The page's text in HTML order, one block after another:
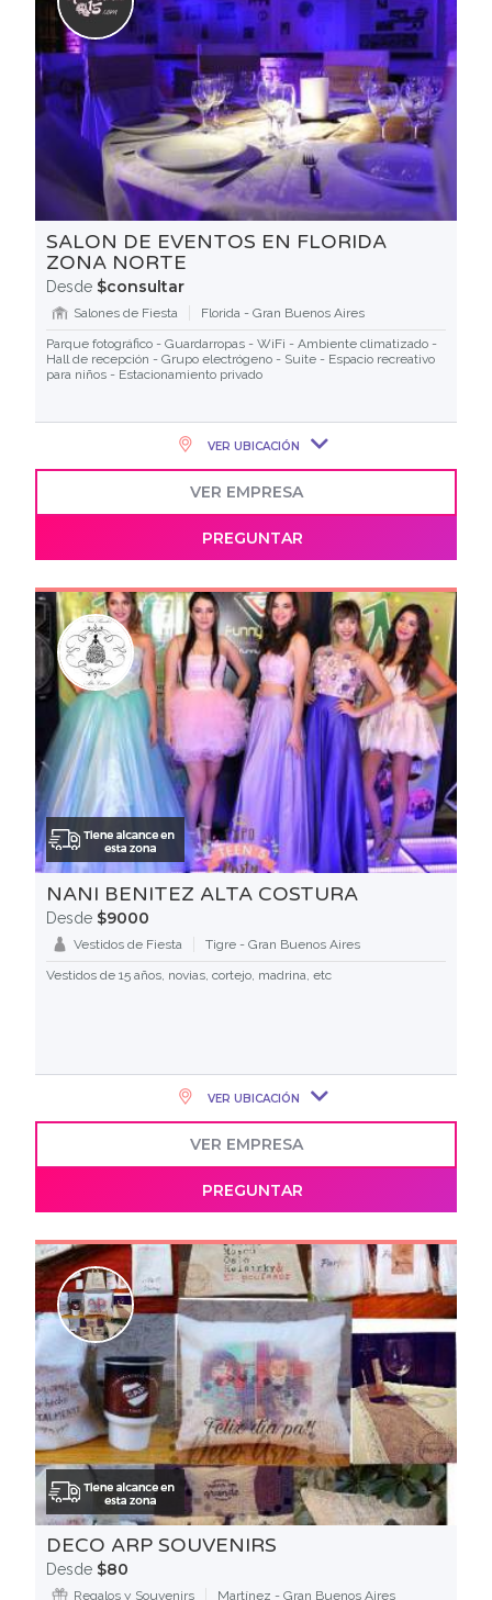
SALON DE EVENTOS EN FLORIDA
ZONA NORTE
Desde $consultar
Salones de Fiesta
Florida - Gran Buenos Aires
Parque fotográfico - Guardarropas - WiFi - Ambiente climatizado -
Hall de recepción - Grupo electrógeno - Suite - Espacio recreativo
para niños - Estacionamiento privado
VER UBICACIÓN
VER EMPRESA
PREGUNTAR
NANI BENITEZ ALTA COSTURA
Desde $9000
Vestidos de Fiesta
Tigre - Gran Buenos Aires
Vestidos de 15 años, novias, cortejo, madrina, etc
VER UBICACIÓN
VER EMPRESA
PREGUNTAR
DECO ARP SOUVENIRS
Desde $80
Regalos y Souvenirs Martínez - Gran Buenos Aires